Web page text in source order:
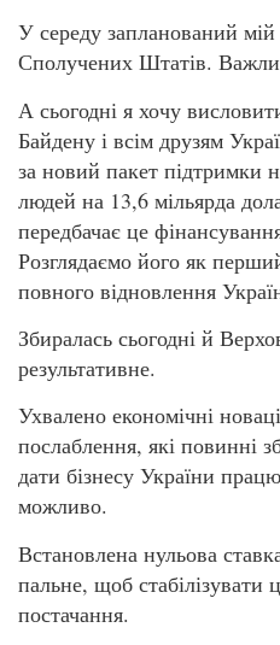
У середу запланований
Сполучених Штатів.
А сьогодні я хочу
Байдену і всім друзям
за новий пакет підтримки
людей на 13,6 мільярда
передбачає це
Розглядаємо його як
повного відновлення
Збиралась сьогодні й
результативне.
Ухвалено економічні
послаблення, які повинні
дати бізнесу України
можливо.
Встановлена нульова
пальне, щоб стабілізувати
постачання.